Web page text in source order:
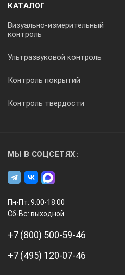
5
6
Допускаемые отклонения
параметра шероховатости
значения составляют от
Правила
образцов шероховатости во
Температура рабочего
КАТАЛОГ
Визуально-измерительный
контроль
Ультразвуковой контроль
Контроль покрытий
Контроль твердости
МЫ В СОЦСЕТЯХ:
Пн-Пт: 9:00-18:00
Сб-Вс: выходной
+7 (800) 500-59-46
+7 (495) 120-07-46